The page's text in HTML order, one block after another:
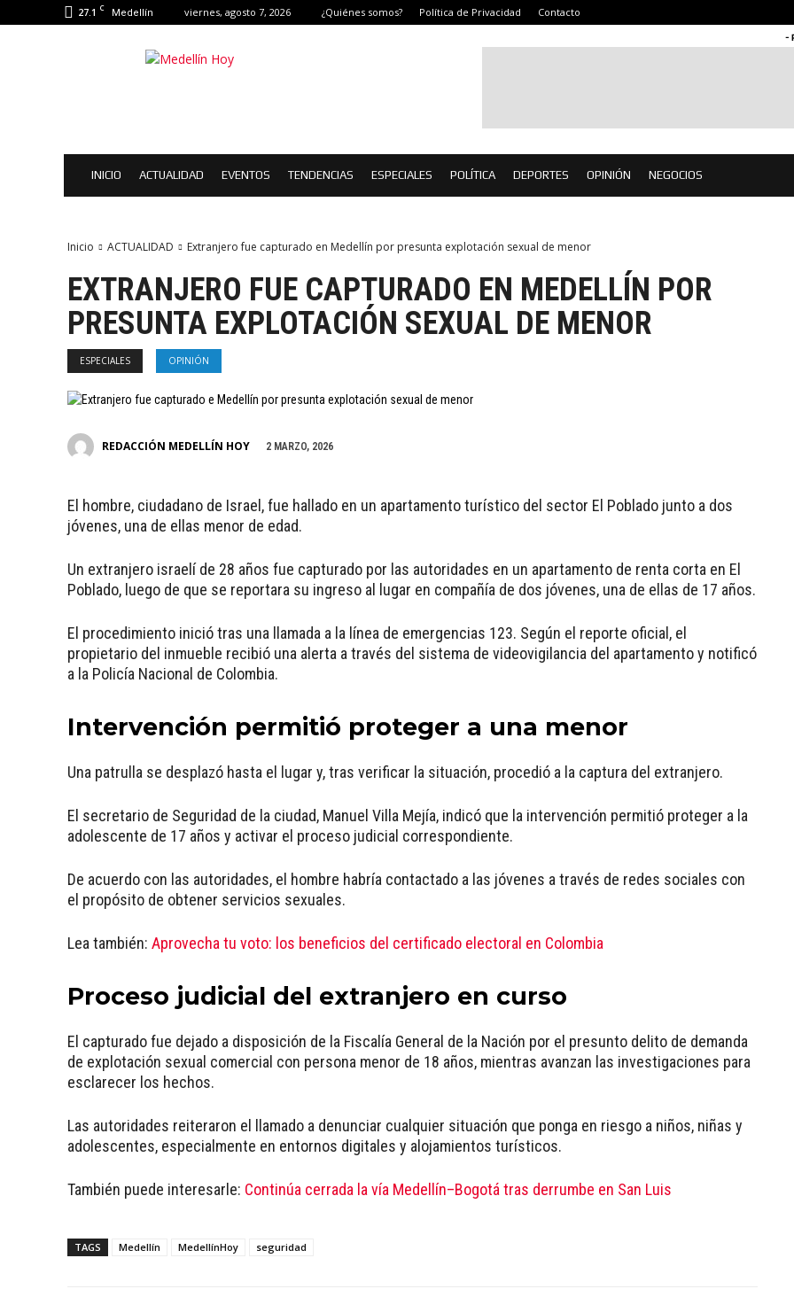
27.1 C Medellín viernes, agosto 7, 2026 ¿Quiénes somos? Política de Privacidad Contacto
Medellín
-
INICIO ACTUALIDAD EVENTOS TENDENCIAS ESPECIALES POLÍTICA DEPORTES OPINIÓN NEGOCIOS
Inicio ACTUALIDAD Extranjero fue capturado en Medellín por presunta explotación sexual de menor
EXTRANJERO FUE CAPTURADO EN MEDELLÍN POR
PRESUNTA EXPLOTACIÓN SEXUAL DE MENOR
ESPECIALES OPINIÓN
REDACCIÓN MEDELLÍN HOY 2 MARZO, 2026
El hombre, ciudadano de Israel, fue hallado en un apartamento turístico del sector El Poblado junto a dos
jóvenes, una de ellas menor de edad.
Un extranjero israelí de 28 años fue capturado por las autoridades en un apartamento de renta corta en El
Poblado, luego de que se reportara su ingreso al lugar en compañía de dos jóvenes, una de ellas de 17 años.
El procedimiento inició tras una llamada a la línea de emergencias 123. Según el reporte oficial, el
propietario del inmueble recibió una alerta a través del sistema de videovigilancia del apartamento y notificó
a la Policía Nacional de Colombia.
Intervención permitió proteger a una menor
Una patrulla se desplazó hasta el lugar y, tras verificar la situación, procedió a la captura del extranjero.
El secretario de Seguridad de la ciudad, Manuel Villa Mejía, indicó que la intervención permitió proteger a la
adolescente de 17 años y activar el proceso judicial correspondiente.
De acuerdo con las autoridades, el hombre habría contactado a las jóvenes a través de redes sociales con
el propósito de obtener servicios sexuales.
Lea también: Aprovecha tu voto: los beneficios del certificado electoral en Colombia
Proceso judicial del extranjero en curso
El capturado fue dejado a disposición de la Fiscalía General de la Nación por el presunto delito de demanda
de explotación sexual comercial con persona menor de 18 años, mientras avanzan las investigaciones para
esclarecer los hechos.
Las autoridades reiteraron el llamado a denunciar cualquier situación que ponga en riesgo a niños, niñas y
adolescentes, especialmente en entornos digitales y alojamientos turísticos.
También puede interesarle: Continúa cerrada la vía Medellín–Bogotá tras derrumbe en San Luis
TAGS Medellín MedellínHoy seguridad